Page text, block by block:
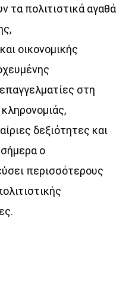
τα πολιτιστικά αγαθά
οικονομικής
στη
κληρονομιάς,
δεξιότητες και
ο
περισσότερους